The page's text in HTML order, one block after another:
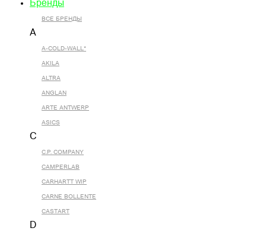
Бренды
ВСЕ БРЕНДЫ
A
A-COLD-WALL*
AKILA
ALTRA
ANGLAN
ARTE ANTWERP
ASICS
C
C.P. COMPANY
CAMPERLAB
CARHARTT WIP
CARNE BOLLENTE
CASTART
D